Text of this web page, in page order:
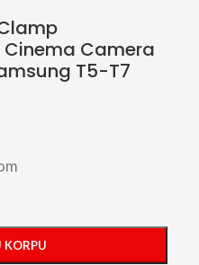
Camera
T5-T7
KORPU